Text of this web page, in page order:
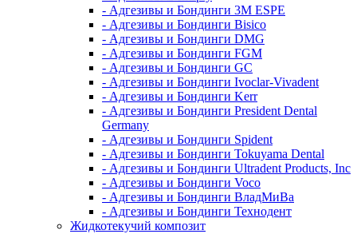
- Адгезивы и Бондинги 3M ESPE
- Адгезивы и Бондинги Bisico
- Адгезивы и Бондинги DMG
- Адгезивы и Бондинги FGM
- Адгезивы и Бондинги GC
- Адгезивы и Бондинги Ivoclar-Vivadent
- Адгезивы и Бондинги Kerr
- Адгезивы и Бондинги President Dental
Germany
- Адгезивы и Бондинги Spident
- Адгезивы и Бондинги Tokuyama Dental
- Адгезивы и Бондинги Ultradent Products, Inc
- Адгезивы и Бондинги Voco
- Адгезивы и Бондинги ВладМиВа
- Адгезивы и Бондинги Технодент
Жидкотекучий композит